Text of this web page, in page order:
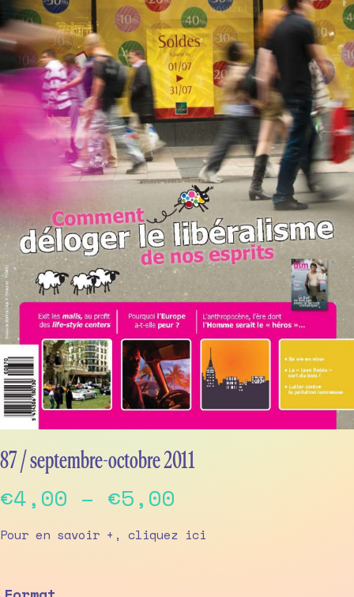
87 / septembre-octobre 2011
€4,00 – €5,00
range:
Pour en savoir +, cliquez ici